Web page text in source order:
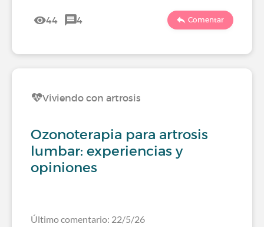
44 4 Comentar
Viviendo con artrosis
Ozonoterapia para artrosis
lumbar: experiencias y
opiniones
Último comentario: 22/5/26